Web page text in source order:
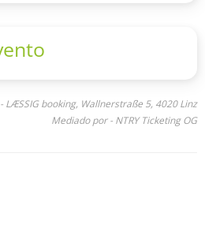
tatsächlich einen Spiegel
LÆSSIG booking, Wallnerstraße 5, 4020 Linz
Mediado por - NTRY Ticketing OG